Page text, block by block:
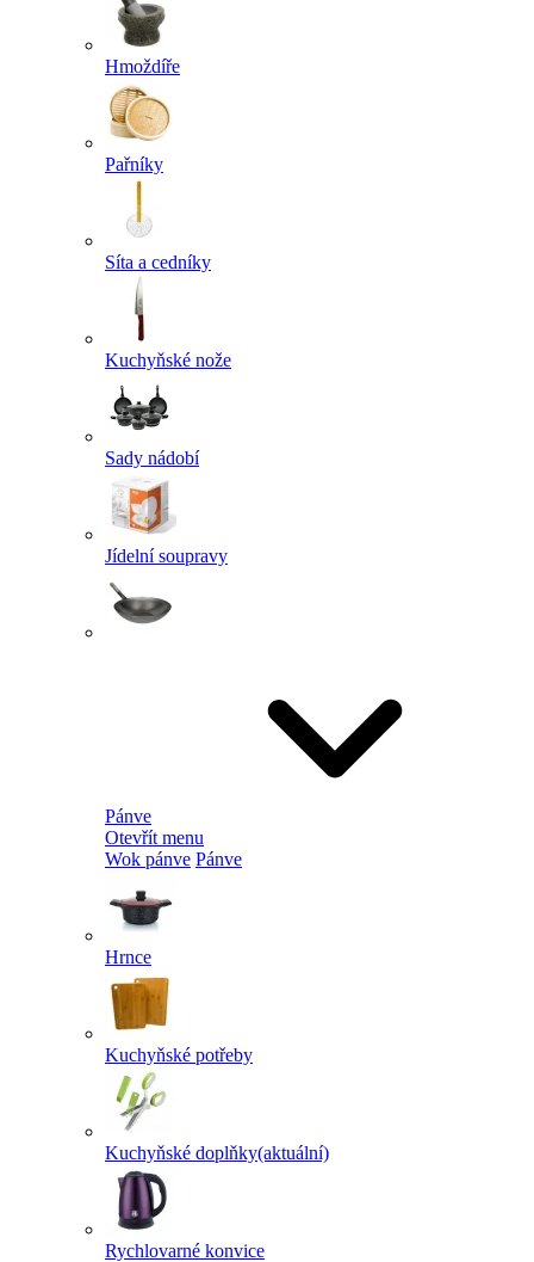
Hmoždíře
Pařníky
Síta a cedníky
Kuchyňské nože
Sady nádobí
Jídelní soupravy
Pánve
Otevřít menu
Wok pánve Pánve
Hrnce
Kuchyňské potřeby
Kuchyňské doplňky(aktuální)
Rychlovarné konvice